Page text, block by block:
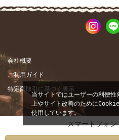
会社概要
ご利用ガイド
特定商取引に基づく表示
スマートフォ
当サイトではユーザーの利便性
上やサイト改善のために
使用しています。